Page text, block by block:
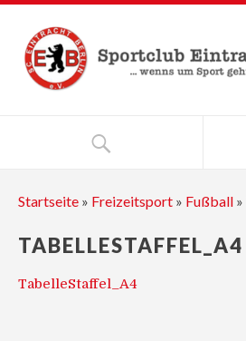
Startseite » Freizeitsport » Fußball »
TABELLESTAFFEL_A4
TabelleStaffel_A4